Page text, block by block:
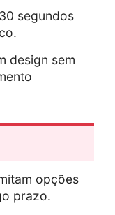
segundos
design sem
opções
prazo.